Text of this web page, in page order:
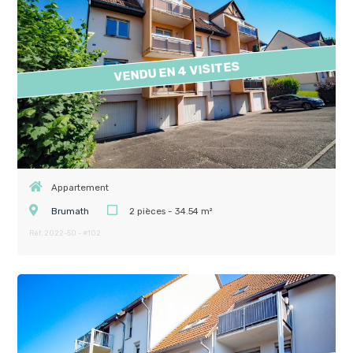
Appartement
Brumath 2 pièces - 34.54 m²
Réf. 2022-50 - #102
VENDU EN 4 VISITES